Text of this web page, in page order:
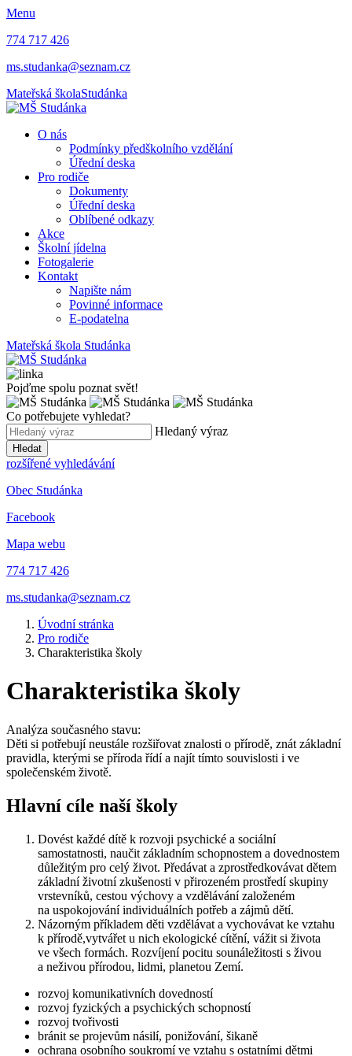
Menu
774 717 426
ms.studanka@seznam.cz
Mateřská školaStudánka
O nás
Podmínky předškolního vzdělání
Úřední deska
Pro rodiče
Dokumenty
Úřední deska
Oblíbené odkazy
Akce
Školní jídelna
Fotogalerie
Kontakt
Napište nám
Povinné informace
E-podatelna
Mateřská škola Studánka
Pojďme spolu poznat svět!
Co potřebujete vyhledat?
Hledaný výraz
Hledat
rozšířené vyhledávání
Obec Studánka
Facebook
Mapa webu
774 717 426
ms.studanka@seznam.cz
Úvodní stránka
Pro rodiče
Charakteristika školy
Charakteristika školy
Analýza současného stavu:
Děti si potřebují neustále rozšiřovat znalosti o přírodě, znát základní
pravidla, kterými se příroda řídí a najít tímto souvislosti i ve
společenském životě.
Hlavní cíle naší školy
Dovést každé dítě k rozvoji psychické a sociální
samostatnosti, naučit základním schopnostem a dovednostem
důležitým pro celý život. Předávat a zprostředkovávat dětem
základní životní zkušenosti v přirozeném prostředí skupiny
vrstevníků, cestou výchovy a vzdělávání založeném
na uspokojování individuálních potřeb a zájmů dětí.
Názorným příkladem děti vzdělávat a vychovávat ke vztahu
k přírodě,vytvářet u nich ekologické cítění, vážit si života
ve všech formách. Rozvíjení pocitu sounáležitosti s živou
a neživou přírodou, lidmi, planetou Zemí.
rozvoj komunikativních dovedností
rozvoj fyzických a psychických schopností
rozvoj tvořivosti
bránit se projevům násilí, ponižování, šikaně
ochrana osobního soukromí ve vztahu s ostatními dětmi